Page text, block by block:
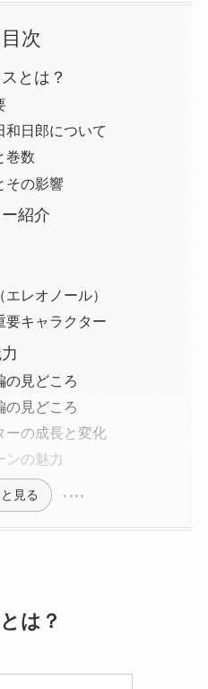
目次
とは？
和日郎について
巻数
その影響
紹介
レオノール）
要キャラクター
の見どころ
の見どころ
ーの成長と変化
ンの魅力
見る
は？